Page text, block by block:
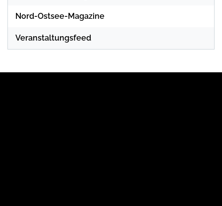
Nord-Ostsee-Magazine
Veranstaltungsfeed